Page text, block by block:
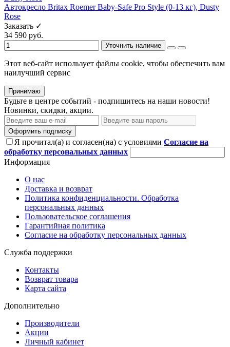
Автокресло Britax Roemer Baby-Safe Pro Style (0-13 кг), Dusty
Rose
Заказать ✓
34 590 руб.
Уточнить наличие
Этот веб-сайт использует файлы cookie, чтобы обеспечить вам
наилучший сервис
Принимаю
Будьте в центре событий - подпишитесь на наши новости!
Новинки, скидки, акции.
Оформить подписку
Я прочитал(а) и согласен(на) с условиями Согласие на
обработку персональных данных
Информация
О нас
Доставка и возврат
Политика конфиденциальности. Обработка
персональных данных
Пользовательское соглашения
Гарантийная политика
Согласие на обработку персональных данных
Служба поддержки
Контакты
Возврат товара
Карта сайта
Дополнительно
Производители
Акции
Личный кабинет